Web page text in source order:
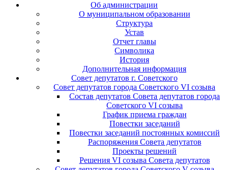
Об администрации
О муниципальном образовании
Структура
Устав
Отчет главы
Символика
История
Дополнительная информация
Совет депутатов г. Советского
Совет депутатов города Советского VI созыва
Состав депутатов Совета депутатов города
Советского VI созыва
График приема граждан
Повестки заседаний
Повестки заседаний постоянных комиссий
Распоряжения Совета депутатов
Проекты решений
Решения VI созыва Совета депутатов